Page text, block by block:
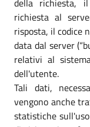
richiesta al
risposta, il codice
data dal server
relativi al
dell'utente.
Tali dati,
vengono anche
statistiche